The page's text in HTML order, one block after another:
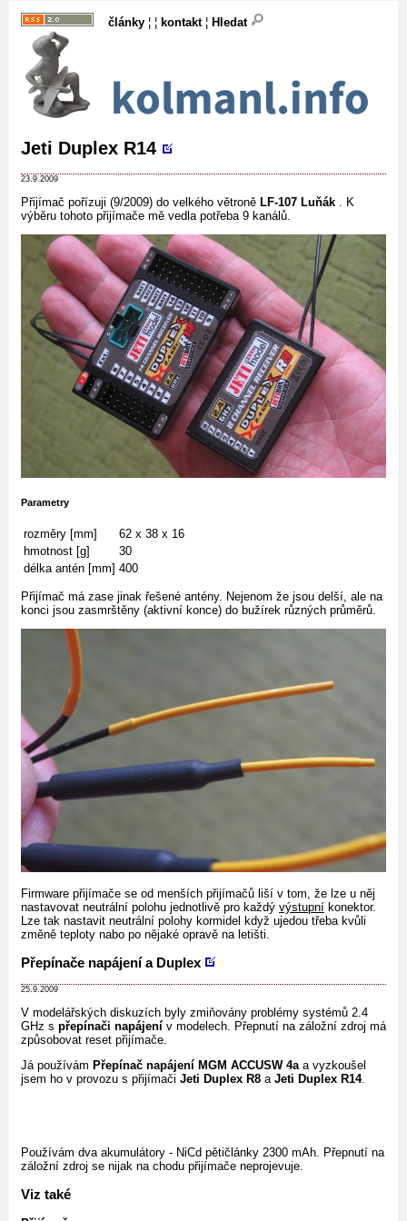
články ¦ ¦ kontakt¦ Hledat
Jeti Duplex R14
23.9.2009
Přijímač pořízuji (9/2009) do velkého větroně LF-107 Luňák
. K
výběru tohoto přijímače mě vedla potřeba 9 kanálů.
Parametry
rozměry [mm]
62 x 38 x 16
hmotnost [g]
30
délka antén [mm] 400
Přijímač má zase jinak řešené antény. Nejenom že jsou delší, ale na
konci jsou zasmrštěny (aktivní konce) do bužírek různých průměrů.
Firmware přijímače se od menších přijímačů liší v tom, že lze u něj
nastavovat neutrální polohu jednotlivě pro každý výstupní konektor.
Lze tak nastavit neutrální polohy kormidel když ujedou třeba kvůli
změně teploty nabo po nějaké opravě na letišti.
Přepínače napájení a Duplex
25.9.2009
V modelářských diskuzích byly zmiňovány problémy systémů 2.4
GHz s přepínači napájení v modelech. Přepnutí na záložní zdroj má
způsobovat reset přijímače.
Já používám Přepínač napájení MGM ACCUSW 4aa vyzkoušel
jsem ho v provozu s přijímači Jeti Duplex R8 a Jeti Duplex R14.
Používám dva akumulátory - NiCd pětičlánky 2300 mAh. Přepnutí na
záložní zdroj se nijak na chodu přijímače neprojevuje.
Viz také